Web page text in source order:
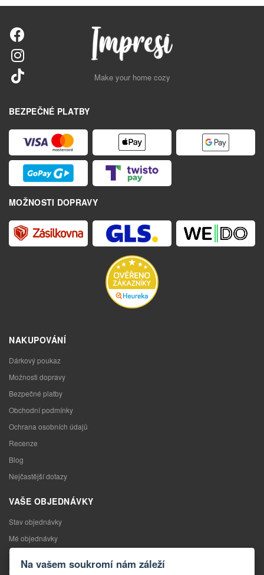
Make your home cozy
BEZPEČNÉ PLATBY
MOŽNOSTI DOPRAVY
NAKUPOVÁNÍ
Dárkový poukaz
Možnosti dopravy
Bezpečné platby
Obchodní podmínky
Ochrana osobních údajů
Recenze
Blog
Nejčastější dotazy
VAŠE OBJEDNÁVKY
Stav objednávky
Mé objednávky
Výměna zboží
Odstoupení od kupní smlouvy
Na vašem soukromí nám záleží